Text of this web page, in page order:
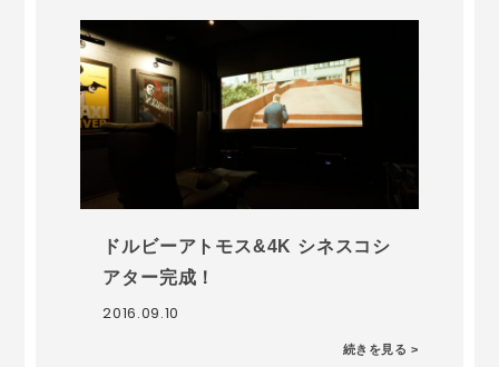
ドルビーアトモス&4K シネスコシ
アター完成！
2016.09.10
続きを見る >